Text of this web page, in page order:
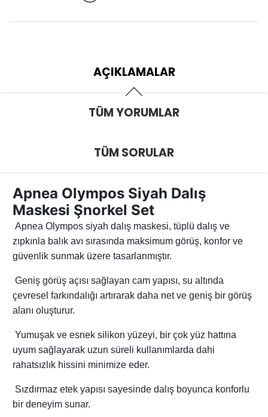
AÇIKLAMALAR
TÜM YORUMLAR
TÜM SORULAR
Apnea Olympos Siyah Dalış
Maskesi Şnorkel Set
Apnea Olympos siyah dalış maskesi, tüplü dalış ve
zıpkınla balık avı sırasında maksimum görüş, konfor ve
güvenlik sunmak üzere tasarlanmıştır.
Geniş görüş açısı sağlayan cam yapısı, su altında
çevresel farkındalığı artırarak daha net ve geniş bir görüş
alanı oluşturur.
Yumuşak ve esnek silikon yüzeyi, bir çok yüz hattına
uyum sağlayarak uzun süreli kullanımlarda dahi
rahatsızlık hissini minimize eder.
Sızdırmaz etek yapısı sayesinde dalış boyunca konforlu
bir deneyim sunar.